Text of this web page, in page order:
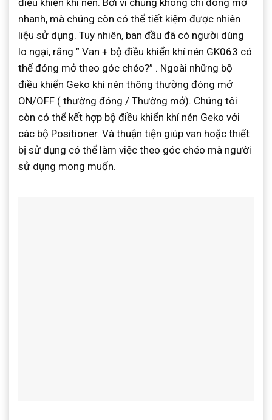
điều khiển khí nén. Bởi vì chúng không chỉ đóng mở
nhanh, mà chúng còn có thể tiết kiệm được nhiên
liệu sử dụng. Tuy nhiên, ban đầu đã có người dùng
lo ngại, rằng ” Van + bộ điều khiển khí nén GK063 có
thể đóng mở theo góc chéo?” . Ngoài những bộ
điều khiển Geko khí nén thông thường đóng mở
ON/OFF ( thường đóng / Thường mở). Chúng tôi
còn có thể kết hợp bộ điều khiển khí nén Geko với
các bộ Positioner. Và thuận tiện giúp van hoặc thiết
bị sử dụng có thể làm việc theo góc chéo mà người
sử dụng mong muốn.